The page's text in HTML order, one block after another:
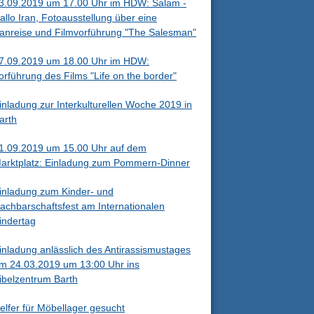
um 17.00 Uhr im HDW: Salam -
Iran, Fotoausstellung über eine
und Filmvorführung "The Salesman"
um 18.00 Uhr im HDW:
des Films "Life on the border"
zur Interkulturellen Woche 2019 in
um 15.00 Uhr auf dem
Einladung zum Pommern-Dinner
zum Kinder- und
am Internationalen
anlässlich des Antirassismustages
24.03.2019 um 13:00 Uhr ins
Barth
für Möbellager gesucht